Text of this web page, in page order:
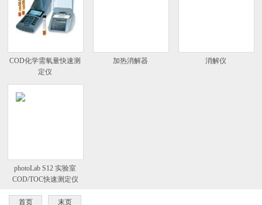
COD化学需氧量快速测
定仪
加热消解器 消解仪
photoLab S12 实验室
COD/TOC快速测定仪
首页 末页